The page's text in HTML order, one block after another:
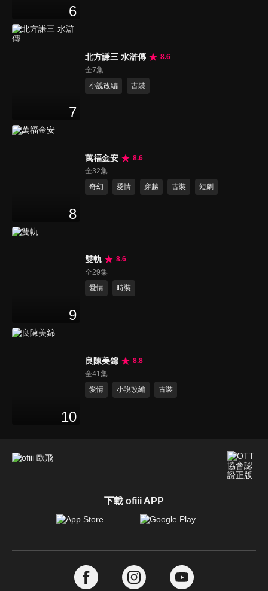
6
7
北方謙三 水滸傳
8.6
全7集
小說改編
古裝
8
萬福金安
8.6
全32集
奇幻
愛情 穿越 古裝 短劇
9
雙軌
8.6
全29集
愛情
時裝
10
良陳美錦
8.8
全41集
愛情
小說改編 古裝
下載 ofiii APP